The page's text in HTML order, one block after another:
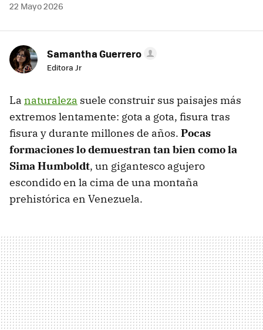
22 Mayo 2026
Samantha Guerrero
Editora Jr
La naturaleza suele construir sus paisajes más
extremos lentamente: gota a gota, fisura tras
fisura y durante millones de años. Pocas
formaciones lo demuestran tan bien como la
Sima Humboldt, un gigantesco agujero
escondido en la cima de una montaña
prehistórica en Venezuela.